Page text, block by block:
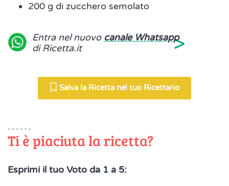
200 g di zucchero semolato
Entra nel nuovo canale Whatsapp
di Ricetta.it
>
Salva la Ricetta nel tuo Ricettario
Ti è piaciuta la ricetta?
Esprimi il tuo Voto da 1 a 5: